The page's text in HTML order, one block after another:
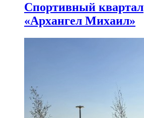
Спортивный квартал
«Архангел Михаил»